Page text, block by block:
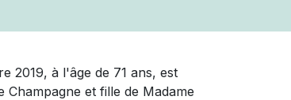
2019, à l'âge de 71 ans, est
et fille de Madame